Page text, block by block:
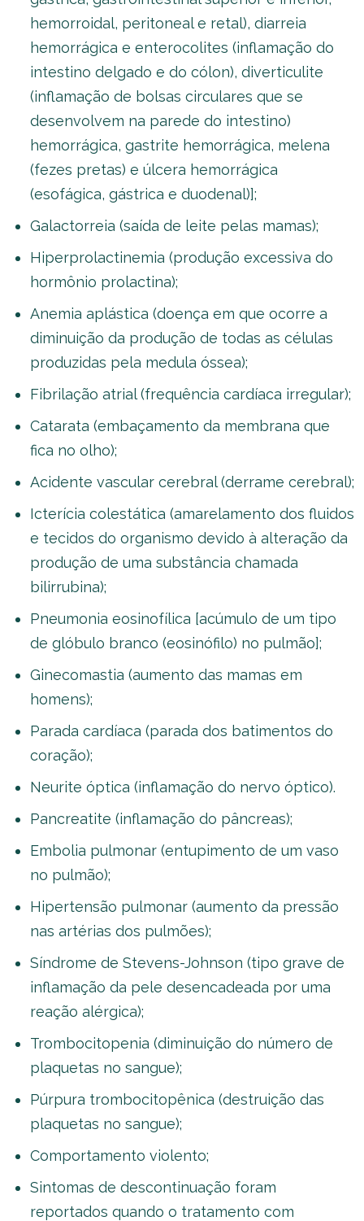
hemorroidal, peritoneal e retal), diarreia
hemorrágica e enterocolites (inflamação do
intestino delgado e do cólon), diverticulite
(inflamação de bolsas circulares que se
desenvolvem na parede do intestino)
hemorrágica, gastrite hemorrágica, melena
(fezes pretas) e úlcera hemorrágica
(esofágica, gástrica e duodenal)];
Galactorreia (saída de leite pelas mamas);
Hiperprolactinemia (produção excessiva do
hormônio prolactina);
Anemia aplástica (doença em que ocorre a
diminuição da produção de todas as células
produzidas pela medula óssea);
Fibrilação atrial (frequência cardíaca irregular);
Catarata (embaçamento da membrana que
fica no olho);
Acidente vascular cerebral (derrame cerebral);
Icterícia colestática (amarelamento dos fluidos
e tecidos do organismo devido à alteração da
produção de uma substância chamada
bilirrubina);
Pneumonia eosinofílica [acúmulo de um tipo
de glóbulo branco (eosinófilo) no pulmão];
Ginecomastia (aumento das mamas em
homens);
Parada cardíaca (parada dos batimentos do
coração);
Neurite óptica (inflamação do nervo óptico).
Pancreatite (inflamação do pâncreas);
Embolia pulmonar (entupimento de um vaso
no pulmão);
Hipertensão pulmonar (aumento da pressão
nas artérias dos pulmões);
Síndrome de Stevens-Johnson (tipo grave de
inflamação da pele desencadeada por uma
reação alérgica);
Trombocitopenia (diminuição do número de
plaquetas no sangue);
Púrpura trombocitopênica (destruição das
plaquetas no sangue);
Comportamento violento;
Sintomas de descontinuação foram
reportados quando o tratamento com